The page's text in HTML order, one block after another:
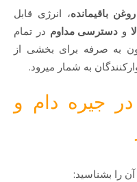
روغن باقیمانده، انرژی قابل
و دسترسی مداوم در تمام
به‌ صرفه برای بخشی از
به شمار میرود.
در جیره دام و
آن را بشناسید: